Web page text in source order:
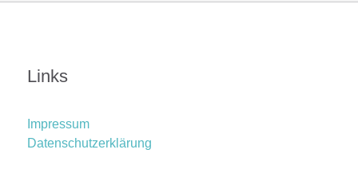
Links
Impressum
Datenschutzerklärung